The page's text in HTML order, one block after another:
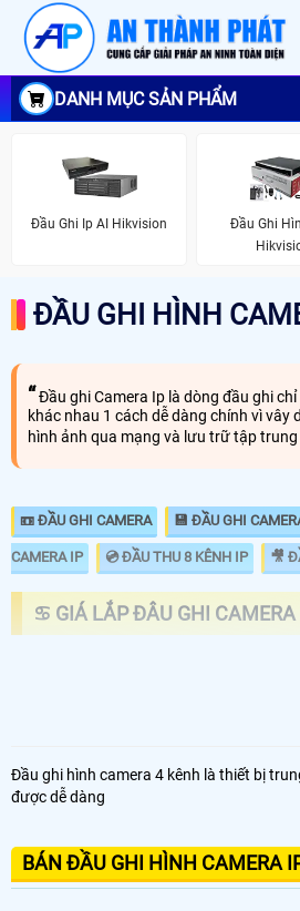
DANH MỤC SẢN PHẨM
Đầu Ghi Ip AI Hikvision
Đầu Ghi
ĐẦU GHI HÌNH
Đầu ghi Camera Ip là dòng đầu ghi
khác nhau 1 cách dễ dàng chính vì
hình ảnh qua mạng và lưu trữ tập
📼 ĐẦU GHI CAMERA 💾 ĐẦU GHI
CAMERA IP 💿 ĐẦU THU 8 KÊNH IP 🎥
♋ GIÁ LẮP ĐÂU GHI CAMERA
📦 Đầu Ghi Ip 4 kênh Kbvision
🗄 Đầu Ghi Camera IP 4 kênh
Đầu ghi hình camera 4 kênh là thiết bị
được dễ dàng
BÁN ĐẦU GHI HÌNH CAMERA